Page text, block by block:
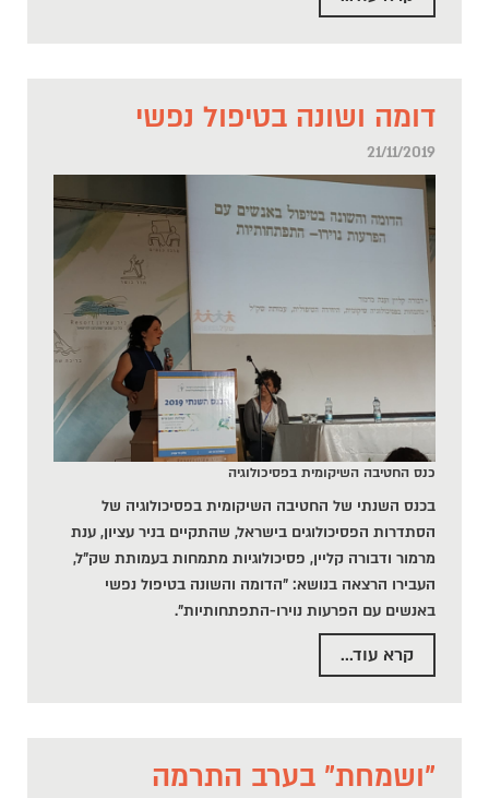
דומה ושונה בטיפול נפשי
21/11/2019
כנס החטיבה השיקומית בפסיכולוגיה
בכנס השנתי של החטיבה השיקומית בפסיכולוגיה של
הסתדרות הפסיכולוגים בישראל, שהתקיים בניר עציון, ענת
מרמור ודבורה קליין, פסיכולוגיות מתמחות בעמותת שק"ל,
העבירו הרצאה בנושא: "הדומה והשונה בטיפול נפשי
באנשים עם הפרעות נוירו-התפתחותיות".
קרא עוד...
"ושמחת" בערב התרמה